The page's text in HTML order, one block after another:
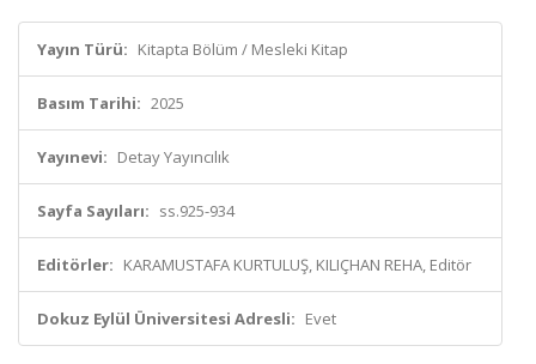
Yayın Türü: Kitapta Bölüm / Mesleki Kitap
Basım Tarihi: 2025
Yayınevi: Detay Yayıncılık
Sayfa Sayıları: ss.925-934
Editörler: KARAMUSTAFA KURTULUŞ, KILIÇHAN REHA, Editör
Dokuz Eylül Üniversitesi Adresli: Evet